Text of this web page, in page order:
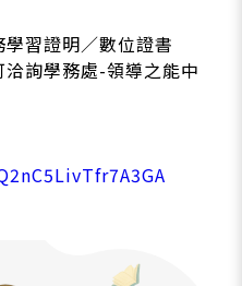
習證明／數位證書
詢學務處-領導之能中